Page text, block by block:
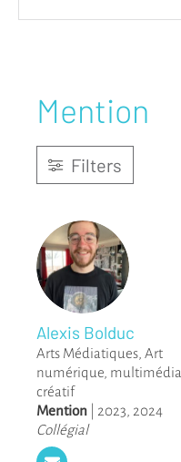
Mention
Filters
Alexis Bolduc
Arts Médiatiques Art
numérique, multimédia
créatif
Mention
2023 2024
Collégial